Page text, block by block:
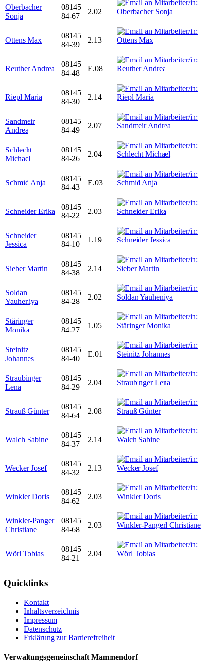
Oberbacher
Sonja
08145
84-67
2.02
Ottens Max
08145
84-39
2.13
Reuther Andrea
08145
84-48
E.08
Riepl Maria
08145
84-30
2.14
Sandmeir
Andrea
08145
84-49
2.07
Schlecht
Michael
08145
84-26
2.04
Schmid Anja
08145
84-43
E.03
Schneider Erika
08145
84-22
2.03
Schneider
Jessica
08145
84-10
1.19
Sieber Martin
08145
84-38
2.14
Soldan
Yauheniya
08145
84-28
2.02
Stäringer
Monika
08145
84-27
1.05
Steinitz
Johannes
08145
84-40
E.01
Straubinger
Lena
08145
84-29
2.04
Strauß Günter
08145
84-64
2.08
Walch Sabine
08145
84-37
2.14
Wecker Josef
08145
84-32
2.13
Winkler Doris
08145
84-62
2.03
Winkler-Pangerl
Christiane
08145
84-68
2.03
Wörl Tobias
08145
84-21
2.04
Quicklinks
Kontakt
Inhaltsverzeichnis
Impressum
Datenschutz
Erklärung zur Barrierefreiheit
Verwaltungsgemeinschaft Mammendorf